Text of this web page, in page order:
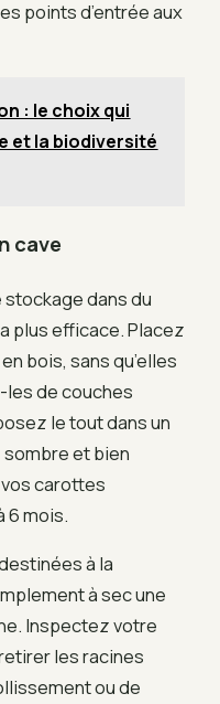
points d’entrée aux
: le choix qui
et la biodiversité
cave
dans du
plus efficace. Placez
bois, sans qu’elles
de couches
le tout dans un
et bien
carottes
6 mois.
à la
à sec une
Inspectez votre
les racines
ou de